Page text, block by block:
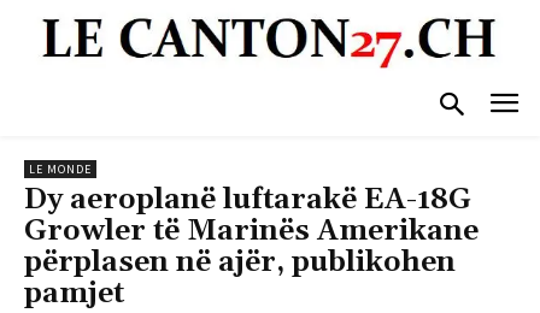
LE MONDE
Dy aeroplanë luftarakë EA-18G
Growler të Marinës Amerikane
përplasen në ajër, publikohen
pamjet